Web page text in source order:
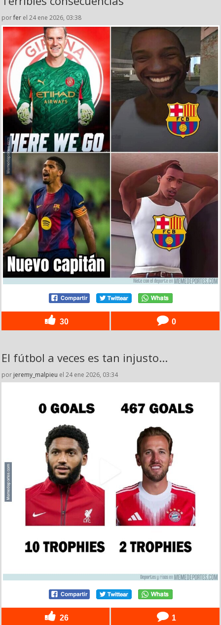
porfer el 24 ene 2026, 03:38
30 0
El fútbol a veces es tan injusto...
por jeremy_malpieu el 24 ene 2026, 03:34
26 1